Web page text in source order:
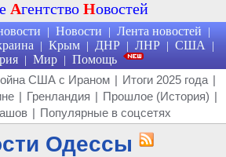
Агентство Новостей
| Новости | Лента новостей |
| Крым | ДНР | ЛНР | США |
| Мир | Помощь
США с Ираном | Итоги 2025 года |
| Гренландия | Прошлое (История) |
| Популярные в соцсетях
Одессы